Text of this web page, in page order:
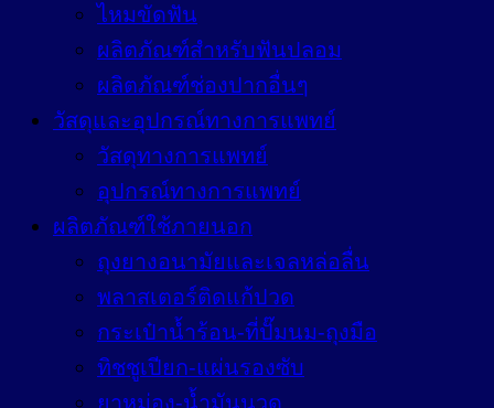
ไหมขัดฟัน
ผลิตภัณฑ์สำหรับฟันปลอม
ผลิตภัณฑ์ช่องปากอื่นๆ
วัสดุและอุปกรณ์ทางการแพทย์
วัสดุทางการแพทย์
อุปกรณ์ทางการแพทย์
ผลิตภัณฑ์ใช้ภายนอก
ถุงยางอนามัยและเจลหล่อลื่น
พลาสเตอร์ติดแก้ปวด
กระเป๋าน้ำร้อน-ที่ปั๊มนม-ถุงมือ
ทิชชูเปียก-แผ่นรองซับ
ยาหม่อง-น้ำมันนวด